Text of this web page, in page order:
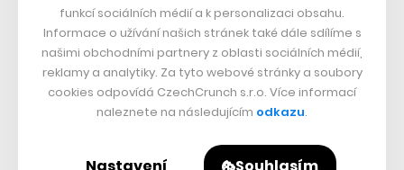
dokonce jsme zjistili, že jsme byli jedna z prvních firem
v Evropě, která představila kosmetický produkt s
nanotechnologií. Byla to taková oklika a bylo v tom
trochu nadšení, ale i podnikatelské pragmatičnosti.
ale přijít s produktem, který tuto technologii může
funkcí sociálních médií a k personalizaci obsahu.
Informace o užívání našich stránek také dále sdílíme s
našimi obchodními partnery z oblasti sociálních médií,
reklamy a analytiky. Za tyto webové stránky a soubory
cookies odpovídá CzechCrunch s.r.o. Více informací
naleznete na následujícím odkazu.
Nastavení Souhlasím